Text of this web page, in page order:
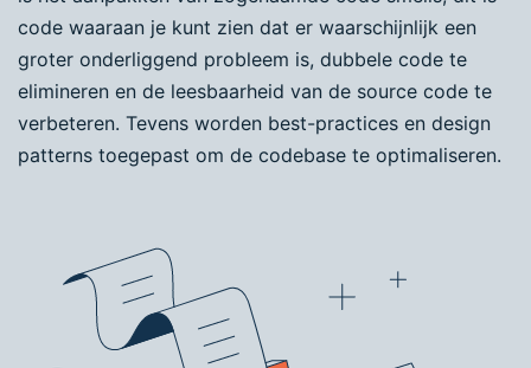
code waaraan je kunt zien dat er waarschijnlijk een
groter onderliggend probleem is, dubbele code te
elimineren en de leesbaarheid van de source code te
verbeteren. Tevens worden best-practices en design
patterns toegepast om de codebase te optimaliseren.